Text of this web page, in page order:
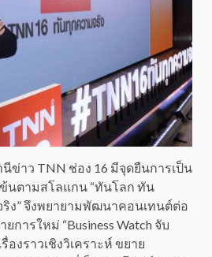
ข่าว TNN ช่อง 16 มีจุดยืนการเป็น
ตามสโลแกน “ทันโลก ทัน
ง” จึงพยายามพัฒนาคอนเทนต์ต่อ
การใหม่ “Business Watch จับ
องราวเชิงวิเคราะห์ ขยาย